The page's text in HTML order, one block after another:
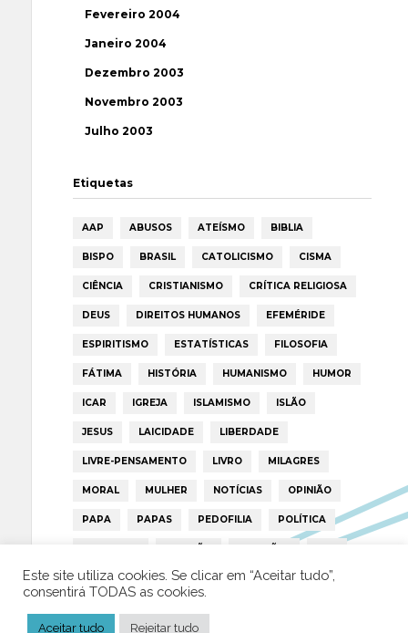
Fevereiro 2004
Janeiro 2004
Dezembro 2003
Novembro 2003
Julho 2003
Etiquetas
AAP ABUSOS ATEÍSMO BIBLIA
BISPO BRASIL CATOLICISMO CISMA
CIÊNCIA CRISTIANISMO CRÍTICA RELIGIOSA
DEUS DIREITOS HUMANOS EFEMÉRIDE
ESPIRITISMO ESTATÍSTICAS FILOSOFIA
FÁTIMA HISTÓRIA HUMANISMO HUMOR
ICAR IGREJA ISLAMISMO ISLÃO
JESUS LAICIDADE LIBERDADE
LIVRE-PENSAMENTO LIVRO MILAGRES
MORAL MULHER NOTÍCIAS OPINIÃO
PAPA PAPAS PEDOFILIA POLÍTICA
PORTUGAL RELIGIÃO RELIGIÕES RTP
TRUMP VATICANO
Este site utiliza cookies. Se clicar em “Aceitar tudo”,
consentirá TODAS as cookies.
Aceitar tudo Rejeitar tudo